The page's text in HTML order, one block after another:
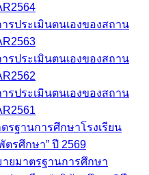
รประเมินตนเองของสถาน
รประเมินตนเองของสถาน
รประเมินตนเองของสถาน
รฐานการศึกษาโรงเรียน
ตรศึกษา” ปี 2569
ายมาตรฐานการศึกษา